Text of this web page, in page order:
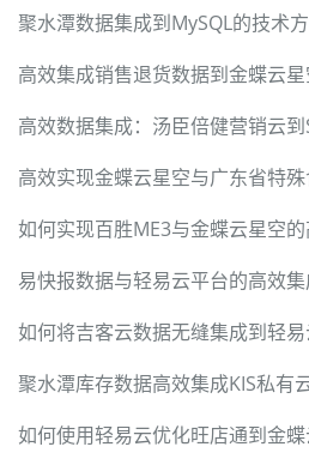
聚水潭数据集成到MySQL的技术
高效集成销售退货数据到金蝶云星
高效数据集成：汤臣倍健营销云
高效实现金蝶云星空与广东省特
如何实现百胜ME3与金蝶云星空
易快报数据与轻易云平台的高效
如何将吉客云数据无缝集成到轻
聚水潭库存数据高效集成KIS私有
如何使用轻易云优化旺店通到金